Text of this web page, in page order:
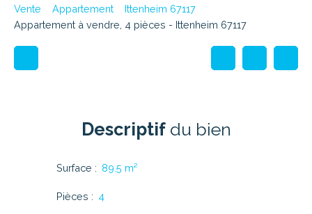
Vente Appartement
Ittenheim 67117
Appartement à vendre, 4 pièces - Ittenheim 67117
Descriptifdu bien
Surface : 89.5 m²
Pièces : 4